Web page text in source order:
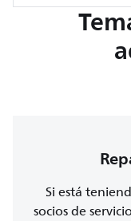
Si está
socios de